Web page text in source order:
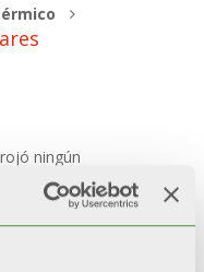
ningún
más generales.